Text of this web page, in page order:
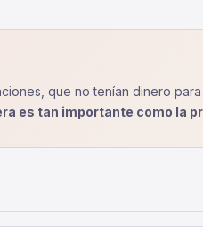
que no tenían dinero
es tan importante como la